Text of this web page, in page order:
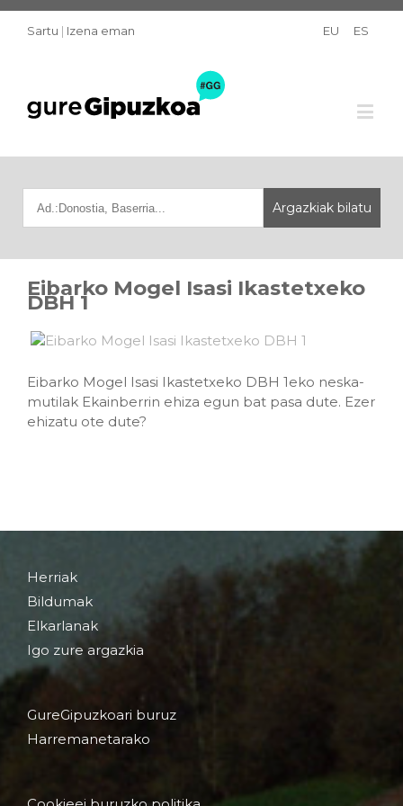
Sartu | Izena eman EU ES
Eibarko Mogel Isasi Ikastetxeko
DBH 1
Eibarko Mogel Isasi Ikastetxeko DBH 1eko neska-
mutilak Ekainberrin ehiza egun bat pasa dute. Ezer
ehizatu ote dute?
Herriak
Bildumak
Elkarlanak
Igo zure argazkia
GureGipuzkoari buruz
Harremanetarako